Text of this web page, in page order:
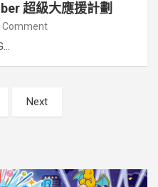
超級大應援計劃
Comment
Next